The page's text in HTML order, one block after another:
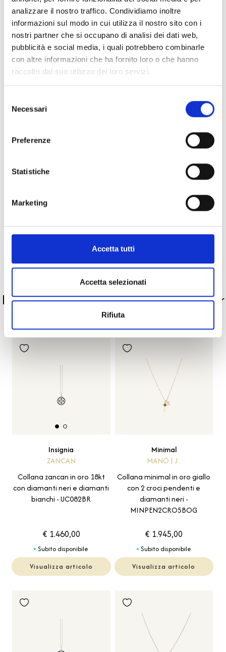
analizzare il nostro traffico. Condividiamo inoltre
informazioni sul modo in cui utilizza il nostro sito con i
nostri partner che si occupano di analisi dei dati web,
pubblicità e social media, i quali potrebbero combinarle
con altre informazioni che ha fornito loro o che hanno
raccolto dal suo utilizzo dei loro servizi.
delNecessari
Preferenze
Statistiche
Marketing
Accetta tutti
Accetta selezionati
Rifiuta
Spedizione Gratuita
Specifiche Tecniche
Marchio
Codice
Descrizione
Metalli
PRODOTTI SIMILI
La nostra selezione di prodotti scelti per
te
Insignia
ZANCAN
Collana zancan in oro 18kt
con diamanti neri e diamanti
bianchi - UC082BR
€ 1.460,00
Subito disponibile
Visualizza articolo
Minimal
MANO | J .
Collana minimal in oro giallo
con 2 croci pendenti e
diamanti neri -
MINPEN2CRO5BOG
€ 1.945,00
Subito disponibile
Visualizza articolo